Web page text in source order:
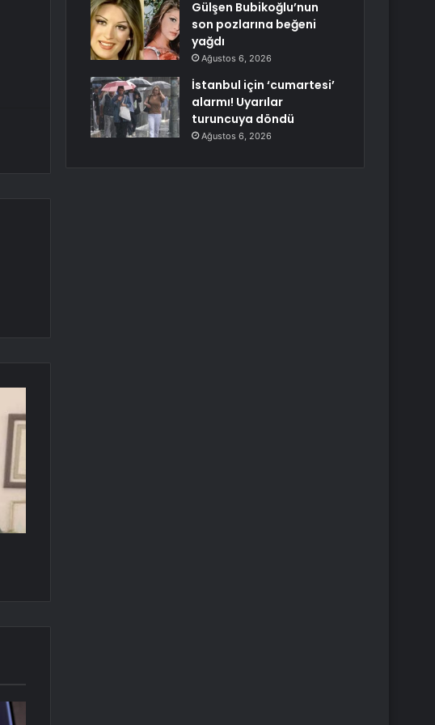
Gülşen Bubikoğlu’nun
son pozlarına beğeni
yağdı
Ağustos 6, 2026
İstanbul için ‘cumartesi’
alarmı! Uyarılar
turuncuya döndü
Ağustos 6, 2026